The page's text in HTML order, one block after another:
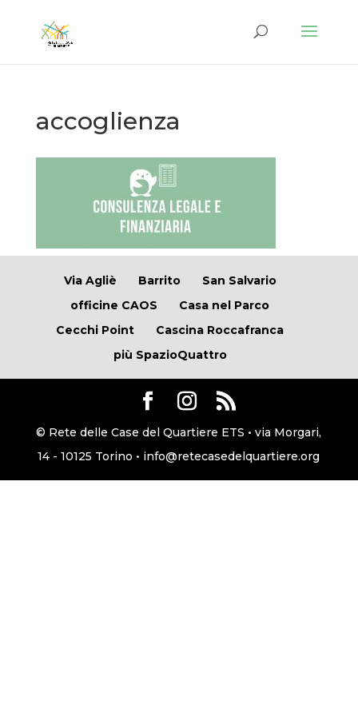
accoglienza
Via Agliè Barrito
San Salvario
officine CAOS
Casa nel Parco
Cecchi Point
Cascina Roccafranca
più SpazioQuattro
© Rete delle Case del Quartiere ETS • via Morgari,
14 - 10125 Torino • info@retecasedelquartiere.org